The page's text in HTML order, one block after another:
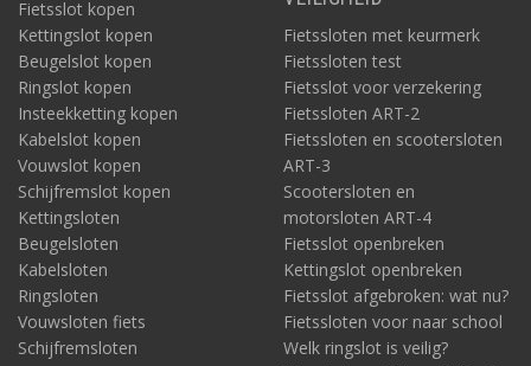
Fietsslot kopen
Kettingslot kopen
Beugelslot kopen
Ringslot kopen
Insteekketting kopen
Kabelslot kopen
Vouwslot kopen
Schijfremslot kopen
Kettingsloten
Beugelsloten
Kabelsloten
Ringsloten
Vouwsloten fiets
Schijfremsloten
Fietssloten met keurmerk
Fietssloten test
Fietsslot voor verzekering
Fietssloten ART-2
Fietssloten en scootersloten
ART-3
Scootersloten en
motorsloten ART-4
Fietsslot openbreken
Kettingslot openbreken
Fietsslot afgebroken: wat nu?
Fietssloten voor naar school
Welk ringslot is veilig?